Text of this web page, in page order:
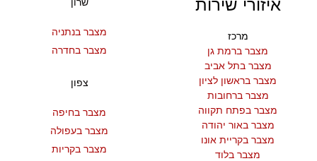
איזורי שירות
מרכז
מצבר ברמת גן
מצבר בתל אביב
מצבר בראשון לציון
מצבר ברחובות
מצבר בפתח תקווה
מצבר באור יהודה
מצבר בקריית אונו
מצבר בלוד
מצבר בנתניה
מצבר בחדרה
צפון
מצבר בחיפה
מצבר בעפולה
מצבר בקריות